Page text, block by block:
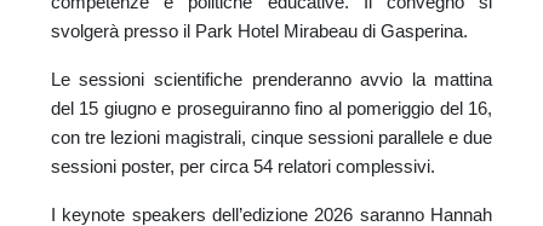
svolgerà presso il Park Hotel Mirabeau di Gasperina.
Le sessioni scientifiche prenderanno avvio la mattina
del 15 giugno e proseguiranno fino al pomeriggio del 16,
con tre lezioni magistrali, cinque sessioni parallele e due
sessioni poster, per circa 54 relatori complessivi.
I keynote speakers dell’edizione 2026 saranno Hannah